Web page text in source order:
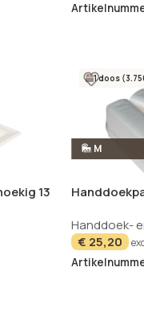
13
M
1 doos
stuks
Handdoek-
€ 25,20